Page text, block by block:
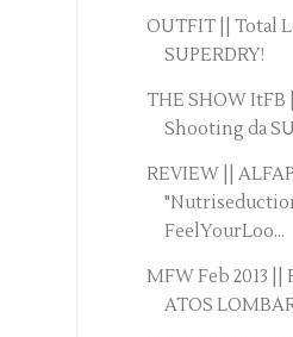
OUTFIT || Total
SUPERDRY!
THE SHOW ItFB
Shooting da
REVIEW ||
FeelYourLoo...
MFW Feb 2013
ATOS